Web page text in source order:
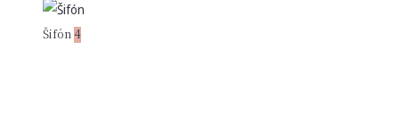
Šifón 4